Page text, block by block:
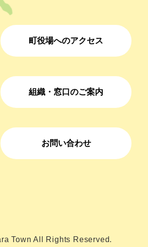
町役場へのアクセス
組織・窓口のご案内
お問い合わせ
Town All Rights Reserved.